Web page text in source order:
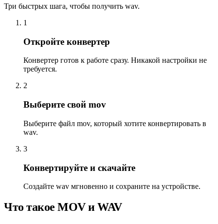
Три быстрых шага, чтобы получить wav.
1
Откройте конвертер
Конвертер готов к работе сразу. Никакой настройки не
требуется.
2
Выберите свой mov
Выберите файл mov, который хотите конвертировать в
wav.
3
Конвертируйте и скачайте
Создайте wav мгновенно и сохраните на устройстве.
Что такое MOV и WAV